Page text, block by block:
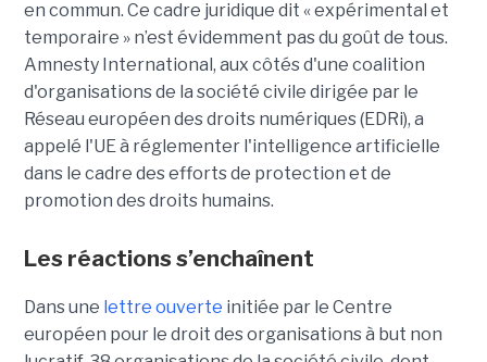
en commun. Ce cadre juridique dit « expérimental et
temporaire » n’est évidemment pas du goût de tous.
Amnesty International, aux côtés d'une coalition
d'organisations de la société civile dirigée par le
Réseau européen des droits numériques (EDRi), a
appelé l'UE à réglementer l'intelligence artificielle
dans le cadre des efforts de protection et de
promotion des droits humains.
Les réactions s’enchaînent
Dans une lettre ouverte initiée par le Centre
européen pour le droit des organisations à but non